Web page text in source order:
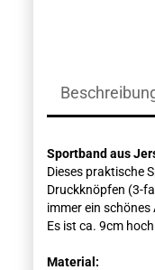
Sportband aus
Dieses praktische
Druckknöpfen (3-
immer ein schönes
Es ist ca. 9cm
Material: